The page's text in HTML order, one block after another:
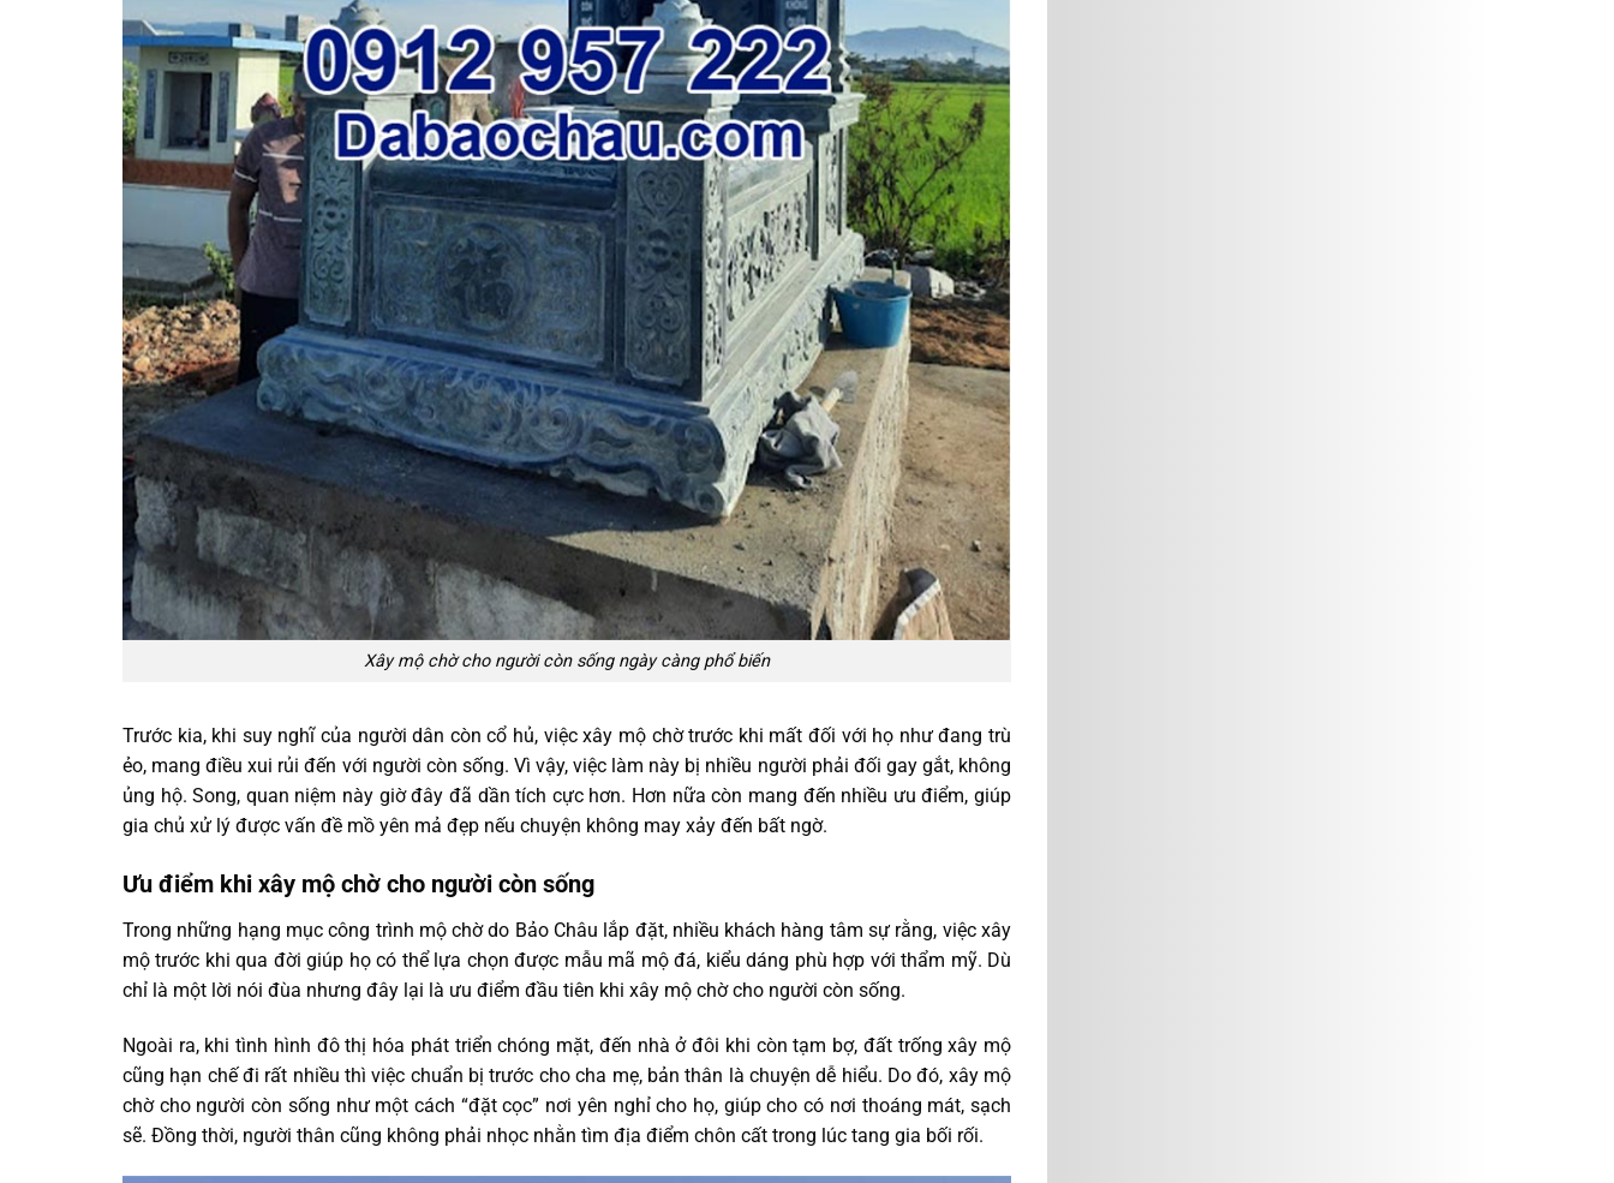
Xây mộ chờ cho người còn sống ngày càng phổ biến
Trước kia, khi suy nghĩ của người dân còn cổ hủ, việc xây mộ chờ trước khi mất đối với họ như đang trù
ẻo, mang điều xui rủi đến với người còn sống. Vì vậy, việc làm này bị nhiều người phải đối gay gắt, không
ủng hộ. Song, quan niệm này giờ đây đã dần tích cực hơn. Hơn nữa còn mang đến nhiều ưu điểm, giúp
gia chủ xử lý được vấn đề mồ yên mả đẹp nếu chuyện không may xảy đến bất ngờ.
Ưu điểm khi xây mộ chờ cho người còn sống
Trong những hạng mục công trình mộ chờ do Bảo Châu lắp đặt, nhiều khách hàng tâm sự rằng, việc xây
mộ trước khi qua đời giúp họ có thể lựa chọn được mẫu mã mộ đá, kiểu dáng phù hợp với thẩm mỹ. Dù
chỉ là một lời nói đùa nhưng đây lại là ưu điểm đầu tiên khi xây mộ chờ cho người còn sống.
Ngoài ra, khi tình hình đô thị hóa phát triển chóng mặt, đến nhà ở đôi khi còn tạm bợ, đất trống xây mộ
cũng hạn chế đi rất nhiều thì việc chuẩn bị trước cho cha mẹ, bản thân là chuyện dễ hiểu. Do đó, xây mộ
chờ cho người còn sống như một cách “đặt cọc” nơi yên nghỉ cho họ, giúp cho có nơi thoáng mát, sạch
sẽ. Đồng thời, người thân cũng không phải nhọc nhằn tìm địa điểm chôn cất trong lúc tang gia bối rối.